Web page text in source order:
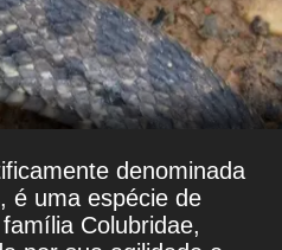
denominada
é uma espécie de
Colubridae,